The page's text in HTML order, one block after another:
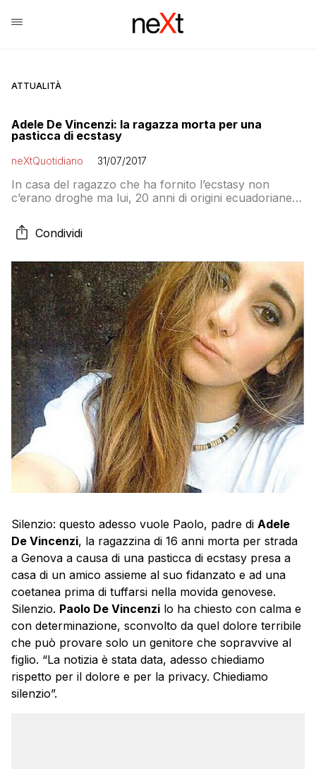
ATTUALITÀ
Adele De Vincenzi: la ragazza morta per una
pasticca di ecstasy
neXtQuotidiano 31/07/2017
In casa del ragazzo che ha fornito l’ecstasy non
c’erano droghe ma lui, 20 anni di origini ecuadoriane,
carcere il fidanzato di Adele Sergio Bernardin, 21 anni,
e l’amico Gabriele Rigotti, 19 anni
Condividi
Silenzio: questo adesso vuole Paolo, padre di Adele
De Vincenzi, la ragazzina di 16 anni morta per strada
a Genova a causa di una pasticca di ecstasy presa a
casa di un amico assieme al suo fidanzato e ad una
coetanea prima di tuffarsi nella movida genovese.
Silenzio. Paolo De Vincenzi lo ha chiesto con calma e
con determinazione, sconvolto da quel dolore terribile
che può provare solo un genitore che sopravvive al
figlio. “La notizia è stata data, adesso chiediamo
rispetto per il dolore e per la privacy. Chiediamo
silenzio”.